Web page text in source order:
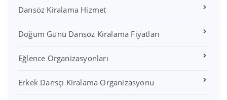
Dansöz Kiralama Hizmet
Doğum Günü Dansöz Kiralama Fiyatları
Eğlence Organizasyonları
Erkek Dansçı Kiralama Organizasyonu